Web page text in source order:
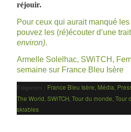
réjouir.
Pour ceux qui aurait manqué
pouvez les (ré)écouter d’une
environ).
Armelle Solelhac, SWiTCH,
semaine sur France Bleu Isère
Etiquettes : France Bleu Isère, Média,
The World, SWiTCH, Tour du monde, Tour
skiables